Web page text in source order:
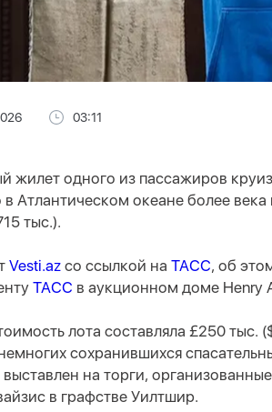
03:11
жилет одного из пассажиров
Атлантическом океане более века
тыс.).
Vesti.az со ссылкой на ТАСС, об
ТАСС в аукционном доме Henry
лота составляла £250 тыс.
сохранившихся
на торги,
в графстве Уилтшир.